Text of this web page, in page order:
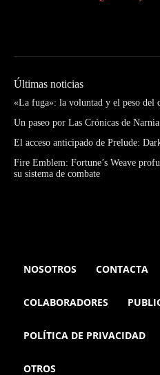
Últimas noticias
«La fuga»: la voluntad y el peso del
Un paseo por Las Crónicas de Narnia
El acceso anticipado de Prelude:
Fire Emblem: Fortune’s Weave
su sistema de combate
NOSOTROS CONTACTA
COLABORADORES
POLÍTICA DE PRIVACIDAD
OTROS